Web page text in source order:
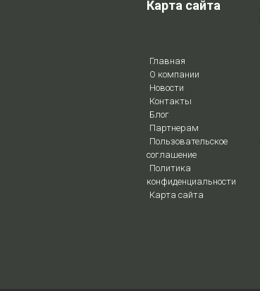
Карта сайта
Главная
О компании
Новости
Контакты
Блог
Партнерам
Пользовательское
соглашение
Политика
конфиденциальности
Карта сайта